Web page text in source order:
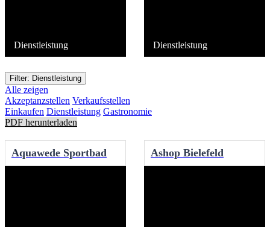
Dienstleistung Dienstleistung
Filter: Dienstleistung
Alle zeigen
Akzeptanzstellen Verkaufsstellen
Einkaufen Dienstleistung Gastronomie
PDF herunterladen
Aquawede Sportbad Ashop Bielefeld